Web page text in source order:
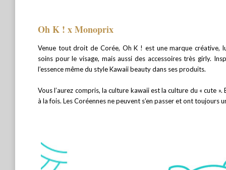
Oh K ! x Monoprix
Venue tout droit de Corée, Oh K ! est une marque créative,
soins pour le visage, mais aussi des accessoires très girly.
l’essence même du style Kawaii beauty dans ses produits.
Vous l’aurez compris, la culture kawaii est la culture du « cute
à la fois. Les Coréennes ne peuvent s’en passer et ont toujours